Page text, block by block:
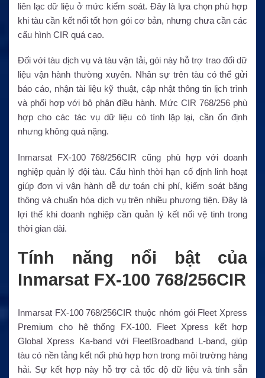
liên lạc dữ liệu ở mức kiểm soát. Đây là lựa chọn phù hợp
khi tàu cần kết nối tốt hơn gói cơ bản, nhưng chưa cần các
cấu hình CIR quá cao.
Đối với tàu dịch vụ và tàu vận tải, gói này hỗ trợ trao đổi dữ
liệu vận hành thường xuyên. Nhân sự trên tàu có thể gửi
báo cáo, nhận tài liệu kỹ thuật, cập nhật thông tin lịch trình
và phối hợp với bộ phận điều hành. Mức CIR 768/256 phù
hợp cho các tác vụ dữ liệu có tính lặp lại, cần ổn định
nhưng không quá nặng.
Inmarsat FX-100 768/256CIR cũng phù hợp với doanh
nghiệp quản lý đội tàu. Cấu hình thời hạn cố định linh hoạt
giúp đơn vị vận hành dễ dự toán chi phí, kiểm soát băng
thông và chuẩn hóa dịch vụ trên nhiều phương tiện. Đây là
lợi thế khi doanh nghiệp cần quản lý kết nối vệ tinh trong
thời gian dài.
Tính năng nổi bật của
Inmarsat FX-100 768/256CIR
Inmarsat FX-100 768/256CIR thuộc nhóm gói Fleet Xpress
Premium cho hệ thống FX-100. Fleet Xpress kết hợp
Global Xpress Ka-band với FleetBroadband L-band, giúp
tàu có nền tảng kết nối phù hợp hơn trong môi trường hàng
hải. Sự kết hợp này hỗ trợ cả tốc độ dữ liệu và tính sẵn